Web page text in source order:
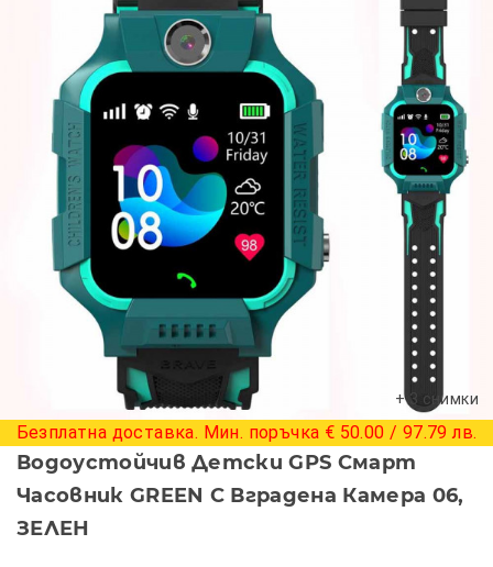
+ 3 снимки
Безплатна доставка. Мин. поръчка € 50.00 / 97.79 лв.
Водоустойчив Детски GPS Смарт
Часовник GREEN С Вградена Камера 06,
ЗЕЛЕН